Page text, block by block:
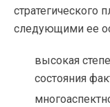
стратегического
следующими ее
высокая
состояния